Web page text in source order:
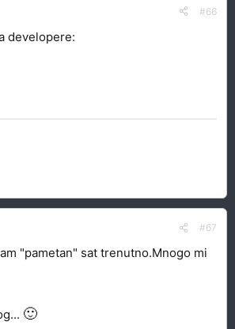
#66
developere:
#67
"pametan" sat trenutno.Mnogo mi
🙂